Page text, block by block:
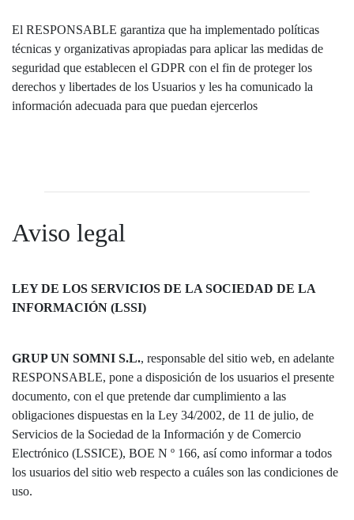
El RESPONSABLE garantiza que ha implementado políticas
técnicas y organizativas apropiadas para aplicar las medidas de
seguridad que establecen el GDPR con el fin de proteger los
derechos y libertades de los Usuarios y les ha comunicado la
información adecuada para que puedan ejercerlos
Aviso legal
LEY DE LOS SERVICIOS DE LA SOCIEDAD DE LA
INFORMACIÓN (LSSI)
GRUP UN SOMNI S.L., responsable del sitio web, en adelante
RESPONSABLE, pone a disposición de los usuarios el presente
documento, con el que pretende dar cumplimiento a las
obligaciones dispuestas en la Ley 34/2002, de 11 de julio, de
Servicios de la Sociedad de la Información y de Comercio
Electrónico (LSSICE), BOE N º 166, así como informar a todos
los usuarios del sitio web respecto a cuáles son las condiciones de
uso.